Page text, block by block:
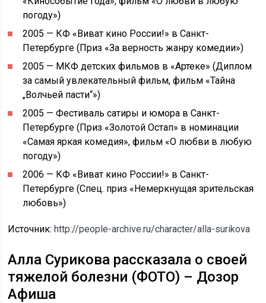
погоду»)
2005 — КФ «Виват кино России!» в Санкт-
Петербурге (Приз «За верность жанру комедии»)
2005 — МКФ детских фильмов в «Артеке» (Диплом
за самый увлекательный фильм, фильм «Тайна
„Волчьей пасти“»)
2005 — Фестиваль сатиры и юмора в Санкт-
Петербурге (Приз «Золотой Остап» в номинации
«Самая яркая комедия», фильм «О любви в любую
погоду»)
2006 — КФ «Виват кино России!» в Санкт-
Петербурге (Спец. приз «Немеркнущая зрительская
любовь»)
Источник:http://people-archive.ru/character/alla-surikova
Алла Сурикова рассказала о своей
тяжелой болезни (ФОТО) – Дозор
Афиша